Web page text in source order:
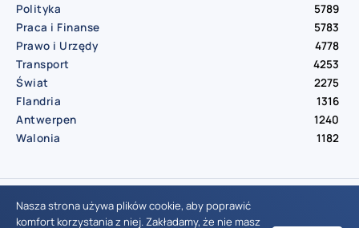
Polityka
5789
Praca i Finanse
5783
Prawo i Urzędy
4778
Transport
4253
Świat
2275
Flandria
1316
Antwerpen
1240
Walonia
1182
© Aktualnosci.be – All Right Reserved 2016-2026
Nasza strona używa plików cookie, aby poprawić
komfort korzystania z niej. Zakładamy, że nie masz